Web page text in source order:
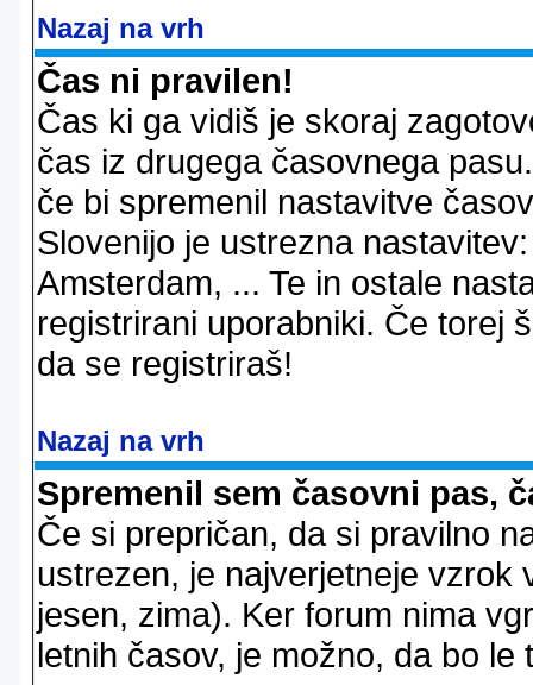
Nazaj na vrh
Čas ni pravilen!
Čas ki ga vidiš je skoraj
čas iz drugega časovnega
če bi spremenil nastavitve
Slovenijo je ustrezna
Amsterdam, ... Te in ostale
registrirani uporabniki. Če torej
da se registriraš!
Nazaj na vrh
Spremenil sem časovni pas,
Če si prepričan, da si pravilno
ustrezen, je najverjetneje vzrok
jesen, zima). Ker forum nima
letnih časov, je možno, da bo le